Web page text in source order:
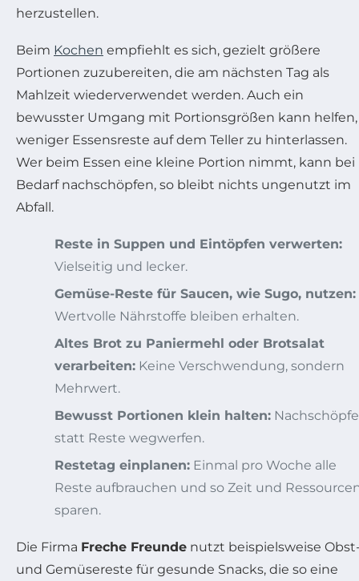
herzustellen.
Beim Kochen empfiehlt es sich, gezielt größere
Portionen zuzubereiten, die am nächsten Tag als
Mahlzeit wiederverwendet werden. Auch ein
bewusster Umgang mit Portionsgrößen kann helfen,
weniger Essensreste auf dem Teller zu hinterlassen.
Wer beim Essen eine kleine Portion nimmt, kann bei
Bedarf nachschöpfen, so bleibt nichts ungenutzt im
Abfall.
Reste in Suppen und Eintöpfen verwerten:
Vielseitig und lecker.
Gemüse-Reste für Saucen, wie Sugo, nutzen:
Wertvolle Nährstoffe bleiben erhalten.
Altes Brot zu Paniermehl oder Brotsalat
verarbeiten: Keine Verschwendung, sondern
Mehrwert.
Bewusst Portionen klein halten:
statt Reste wegwerfen.
Restetag einplanen: Einmal pro Woche alle
Reste aufbrauchen und so Zeit und
sparen.
Die Firma Freche Freunde nutzt beispielsweise
und Gemüsereste für gesunde Snacks, die so eine